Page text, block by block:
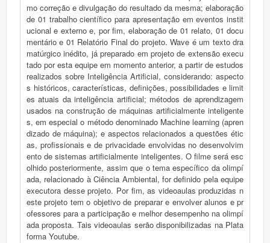
mo correção e divulgação do resultado da mesma; elaboração
de 01 trabalho científico para apresentação em eventos instit
ucional e externo e, por fim, elaboração de 01 relato, 01 docu
mentário e 01 Relatório Final do projeto. Wave é um texto dra
matúrgico inédito, já preparado em projeto de extensão execu
tado por esta equipe em momento anterior, a partir de estudos
realizados sobre Inteligência Artificial, considerando: aspecto
s históricos, características, definições, possibilidades e limit
es atuais da inteligência artificial; métodos de aprendizagem
usados na construção de máquinas artificialmente inteligente
s, em especial o método denominado Machine learning (apren
dizado de máquina); e aspectos relacionados a questões étic
as, profissionais e de privacidade envolvidas no desenvolvim
ento de sistemas artificialmente inteligentes. O filme será esc
olhido posteriormente, assim que o tema específico da olimpí
ada, relacionado à Ciência Ambiental, for definido pela equipe
executora desse projeto. Por fim, as videoaulas produzidas n
este projeto tem o objetivo de preparar e envolver alunos e pr
ofessores para a participação e melhor desempenho na olimpí
ada proposta. Tais videoaulas serão disponibilizadas na Plata
forma Youtube.